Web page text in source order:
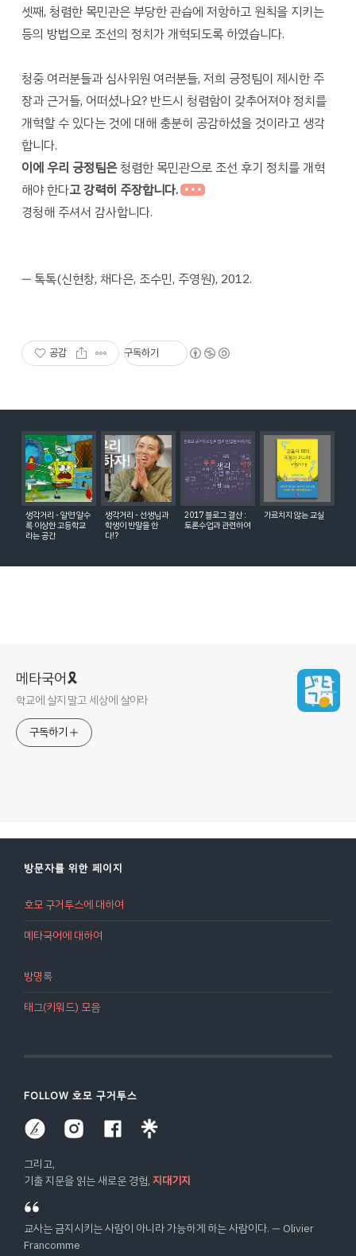
셋째, 청렴한 목민관은 부당한 관습에 저항하고 원칙을 지키는
등의 방법으로 조선의 정치가 개혁되도록 하였습니다.
청중 여러분들과 심사위원 여러분들, 저희 긍정팀이 제시한 주
장과 근거들, 어떠셨나요? 반드시 청렴함이 갖추어져야 정치를
개혁할 수 있다는 것에 대해 충분히 공감하셨을 것이라고 생각
합니다.
이에 우리 긍정팀은청렴한 목민관으로 조선 후기 정치를 개혁
해야 한다고 강력히 주장합니다.
경청해 주셔서 감사합니다.
― 톡톡(신현창, 채다은, 조수민, 주영원), 2012.
공감 구독하기
생각거리 - 알면 알수
록 이상한 고등학교
라는 공간
생각거리 - 선생님과
학생이 반말을 한
다!?
2017 블로그 결산 :
토론수업과 관련하여
가르치지 않는 교실
메타국어🎗
학교에 살지 말고 세상에 살아라
구독하기
방문자를 위한 페이지
호모 구거투스에 대하여
메타국어에 대하여
방명록
태그(키워드) 모음
FOLLOW 호모 구거투스
그리고,
기출 지문을 읽는 새로운 경험,지대기지
교사는 금지시키는 사람이 아니라 가능하게 하는 사람이다. ― Olivier
Francomme